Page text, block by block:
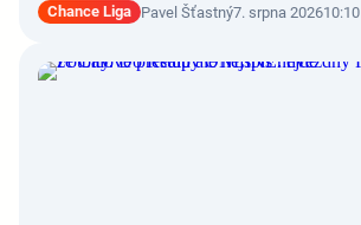
Chance Liga Pavel Šťastný7. srpna 202610:10